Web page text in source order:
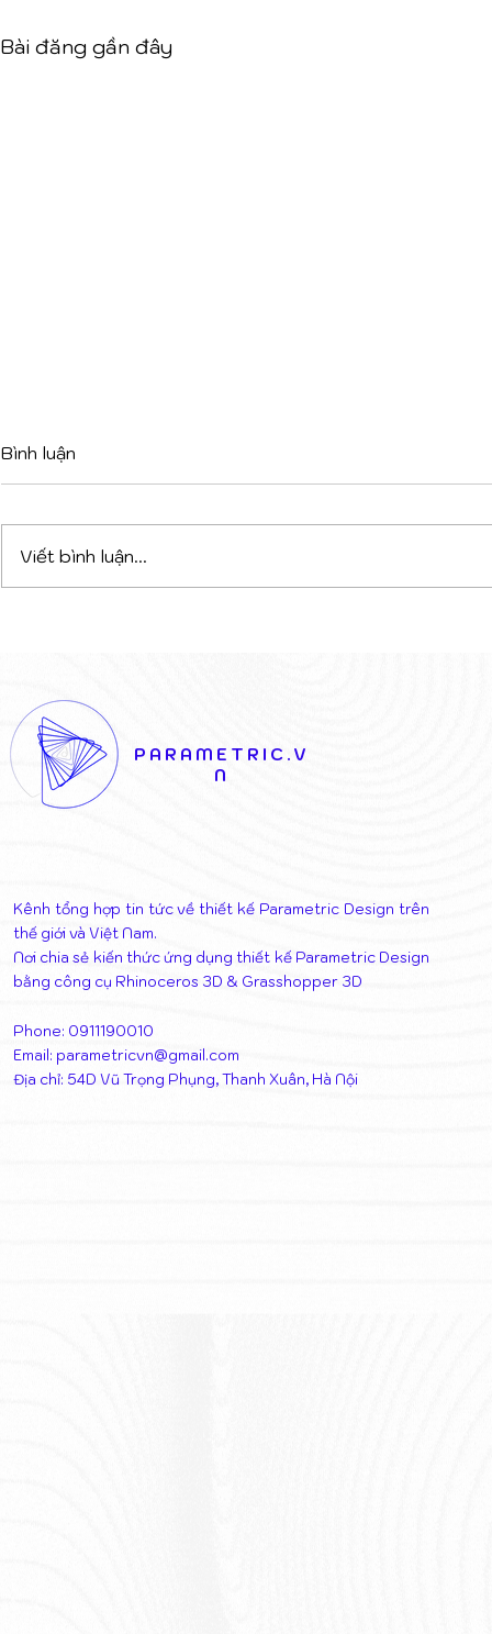
Bài đăng gần đây
KẾT NỐI NGHỆ THUẬT VÀ
KIẾN TRÚC
Bình luận
Viết bình luận...
PARAMETRIC.V
N
Kênh tổng hợp tin tức về thiết kế Parametric Design trên
thế giới và Việt Nam.
Nơi chia sẻ kiến thức ứng dụng thiết kế Parametric Design
bằng công cụ Rhinoceros 3D & Grasshopper 3D
Phone: 0911190010
Email: parametricvn@gmail.com
Địa chỉ: 54D Vũ Trọng Phụng, Thanh Xuân, Hà Nội